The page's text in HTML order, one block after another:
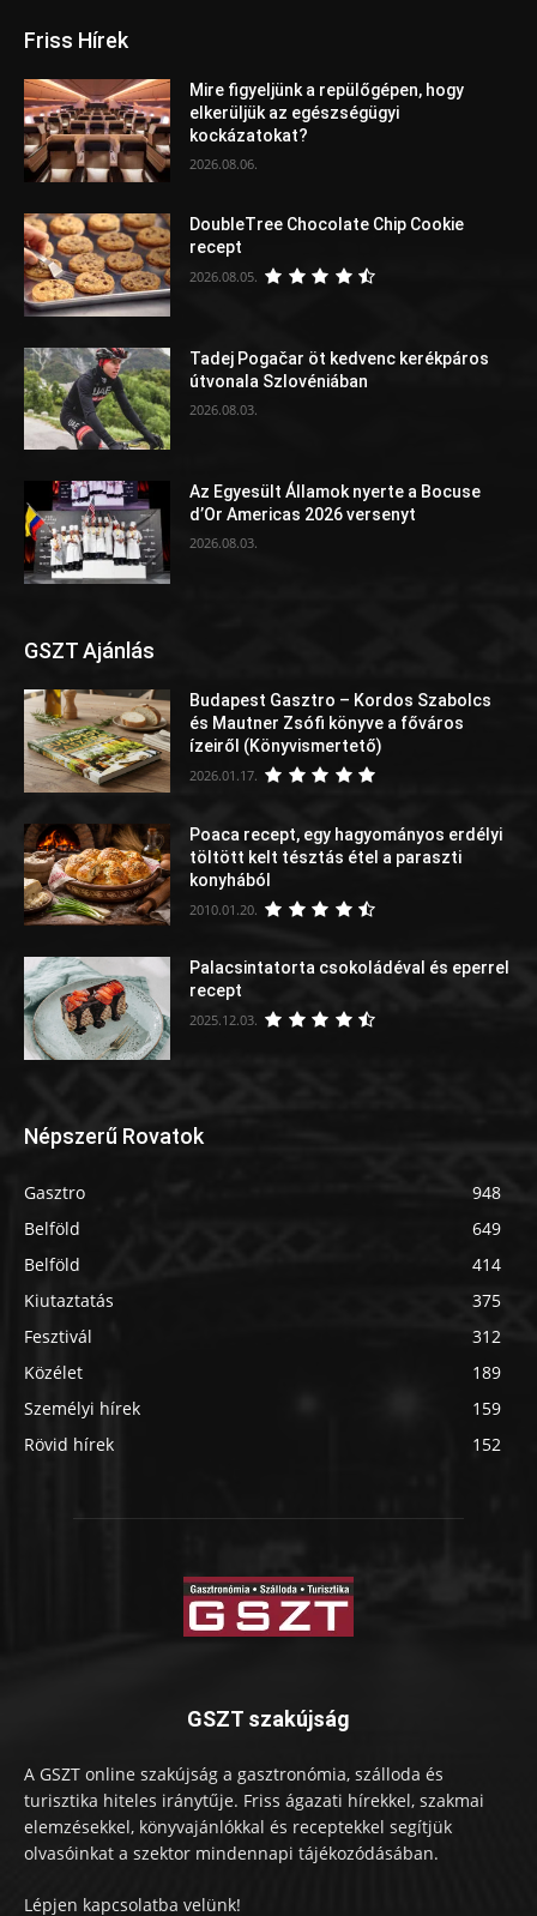
Friss Hírek
Mire figyeljünk a repülőgépen, hogy
elkerüljük az egészségügyi
kockázatokat?
2026.08.06.
DoubleTree Chocolate Chip Cookie
recept
2026.08.05.
Tadej Pogačar öt kedvenc kerékpáros
útvonala Szlovéniában
2026.08.03.
Az Egyesült Államok nyerte a Bocuse
d’Or Americas 2026 versenyt
2026.08.03.
GSZT Ajánlás
Budapest Gasztro – Kordos Szabolcs
és Mautner Zsófi könyve a főváros
ízeiről (Könyvismertető)
2026.01.17.
Poaca recept, egy hagyományos erdélyi
töltött kelt tésztás étel a paraszti
konyhából
2010.01.20.
Palacsintatorta csokoládéval és eperrel
recept
2025.12.03.
Népszerű Rovatok
Gasztro
948
Belföld
649
Belföld
414
Kiutaztatás
375
Fesztivál
312
Közélet
189
Személyi hírek
159
Rövid hírek
152
GSZT szakújság
A GSZT online szakújság a gasztronómia, szálloda és
turisztika hiteles iránytűje. Friss ágazati hírekkel, szakmai
elemzésekkel, könyvajánlókkal és receptekkel segítjük
olvasóinkat a szektor mindennapi tájékozódásában.
Lépjen kapcsolatba velünk!